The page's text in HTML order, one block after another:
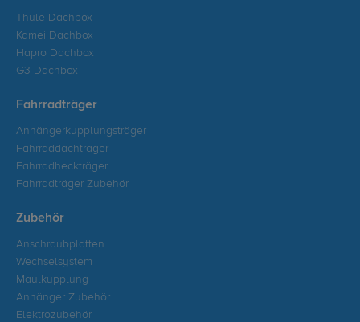
Thule Dachbox
Kamei Dachbox
Hapro Dachbox
G3 Dachbox
Fahrradträger
Anhängerkupplungsträger
Fahrraddachträger
Fahrradheckträger
Fahrradträger Zubehör
Zubehör
Anschraubplatten
Wechselsystem
Maulkupplung
Anhänger Zubehör
Elektrozubehör